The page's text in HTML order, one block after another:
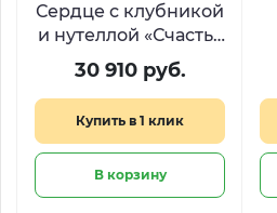
Сердце с клубникой
и нутеллой «Счастья
много не бывает»
30 910 руб.
Купить в 1 клик
В корзину